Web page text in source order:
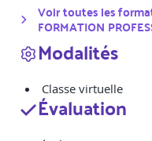
Voir toutes les
FORMATION
Modalités
Classe virtuelle
Évaluation